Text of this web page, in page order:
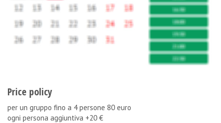
Price policy
per un gruppo fino a 4 persone 80 euro
ogni persona aggiuntiva +20 €